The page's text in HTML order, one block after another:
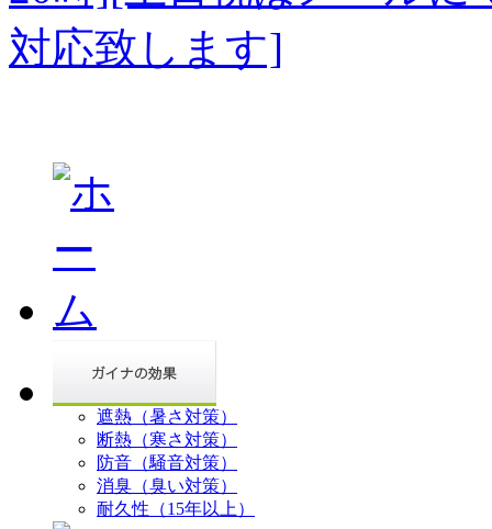
遮熱（暑さ対策）
断熱（寒さ対策）
防音（騒音対策）
消臭（臭い対策）
耐久性（15年以上）